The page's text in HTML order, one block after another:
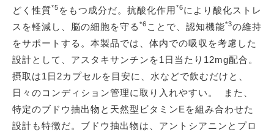
どく性質*5 をもつ成分だ。抗酸化作用*6により酸化ストレ
スを軽減し、脳の細胞を守る *6 ことで、認知機能*3の維持
をサポートする。本製品では、体内での吸収を考慮した
設計として、アスタキサンチンを1日当たり12mg配合。
摂取は1日2カプセルを目安に、水などで飲むだけと、
日々のコンディション管理に取り入れやすい。 また、
特定のブドウ抽出物と天然型ビタミンEを組み合わせた
設計も特徴だ。ブドウ抽出物は、アントシアニンとプロ